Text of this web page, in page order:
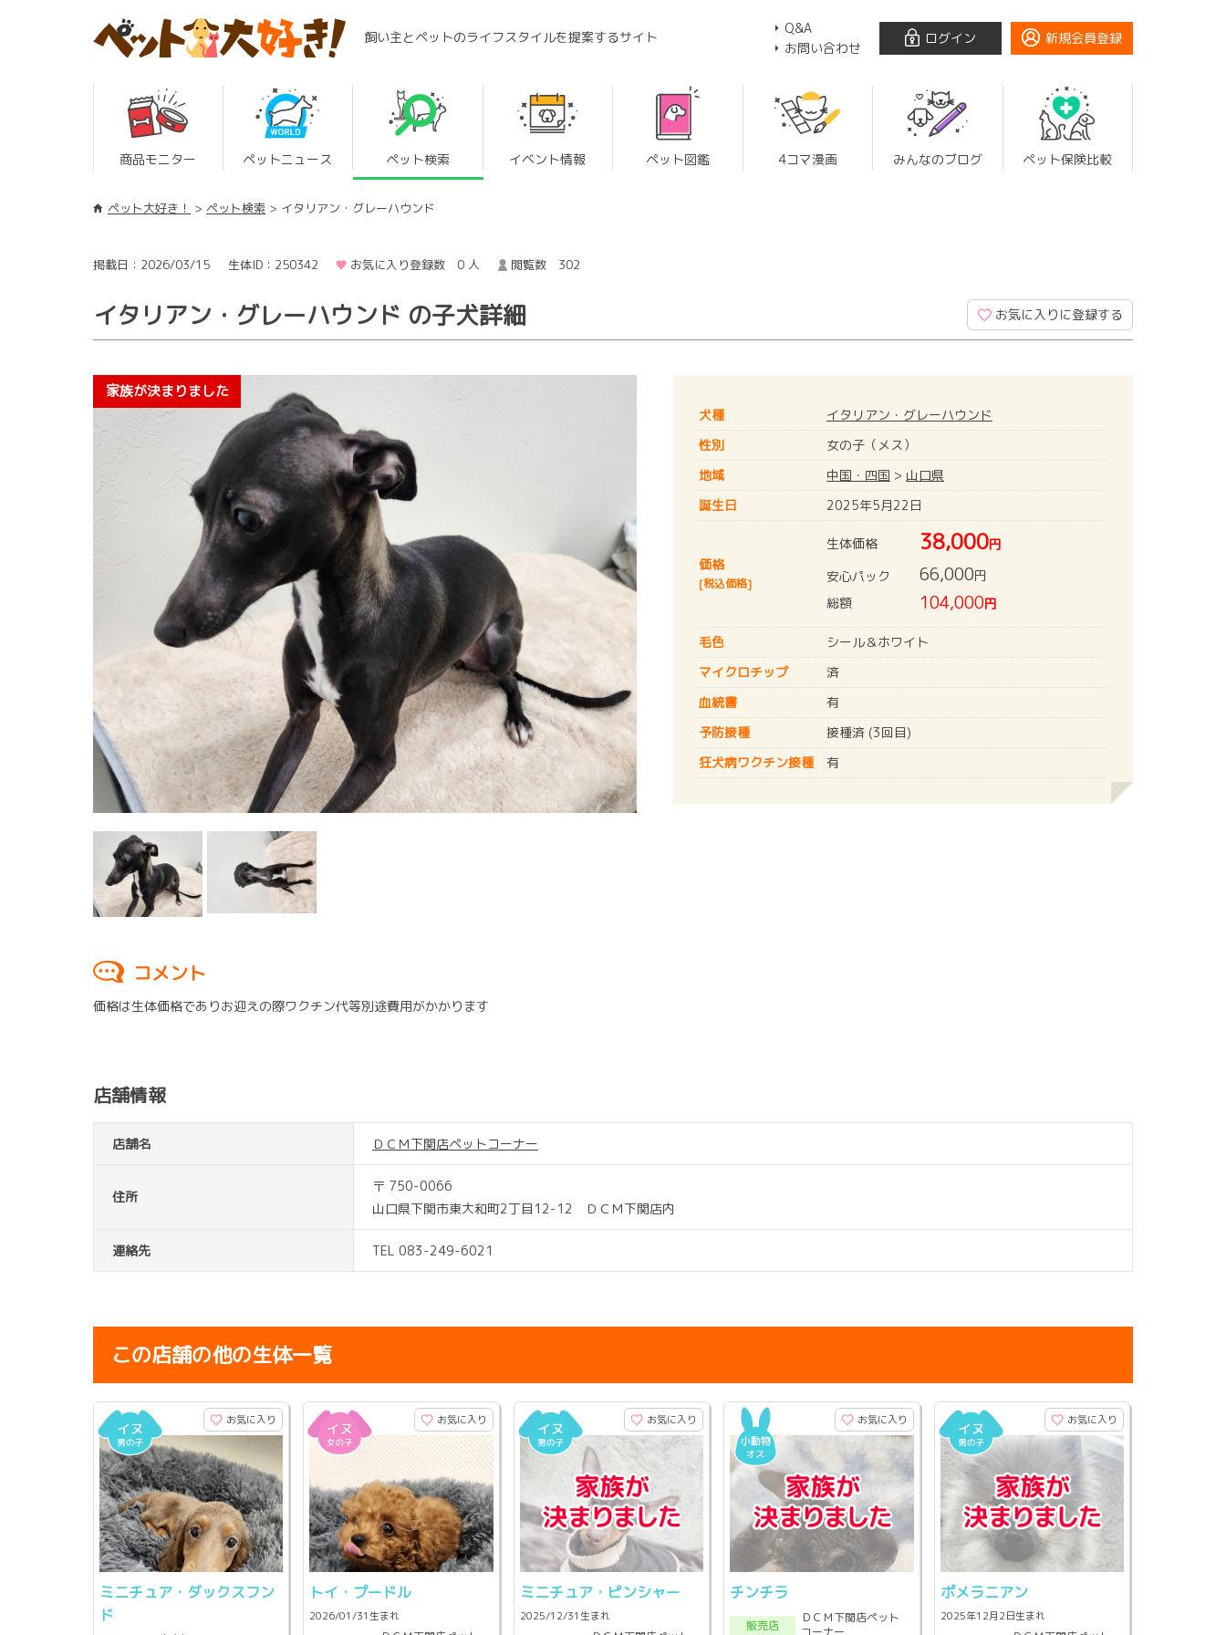
飼い主とペットのライフスタイルを提案するサイト
Q&A
お問い合わせ
ログイン 新規会員登録
商品モニター ペットニュース ペット検索 イベント情報 ペット図鑑 4コマ漫画 みんなのブログ ペット保険比較
ペット大好き！ ペット検索 イタリアン・グレーハウンド
掲載日：2026/03/15 生体ID：250342 お気に入り登録数 0 人 閲覧数 302
イタリアン・グレーハウンド の子犬詳細 お気に入りに登録する
犬種
イタリアン・グレーハウンド
性別
女の子（メス）
地域
中国・四国 > 山口県
誕生日
2025年5月22日
価格
[税込価格]
生体価格 38,000円
安心パック
66,000円
総額
104,000円
毛色
シール＆ホワイト
マイクロチップ
済
血統書
有
予防接種
接種済 (3回目)
狂犬病ワクチン接種 有
コメント
価格は生体価格でありお迎えの際ワクチン代等別途費用がかかります
店舗情報
店舗名 ＤＣＭ下関店ペットコーナー
住所
〒 750-0066
山口県下関市東大和町2丁目12-12 ＤＣＭ下関店内
連絡先 TEL 083-249-6021
この店舗の他の生体一覧
お気に入り
ミニチュア・ダックスフン
ド
お気に入り
トイ・プードル
2026/01/31生まれ
お気に入り
ミニチュア・ピンシャー
2025/12/31生まれ
お気に入り
チンチラ
販売店
ＤＣＭ下関店ペット
お気に入り
ポメラニアン
2025年12月2日生まれ